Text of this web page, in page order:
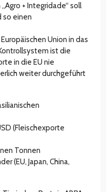
+ Integridade“ soll
so einen
Union in das
ist die
in die EU nie
weiter durchgeführt
(Fleischexporte
Tonnen
(EU, Japan, China,